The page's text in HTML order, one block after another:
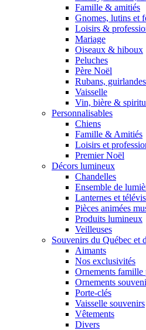
Famille & amitiés
Gnomes, lutins et
Loisirs &
Mariage
Oiseaux & hiboux
Peluches
Père Noël
Rubans,
Vaisselle
Vin, bière &
Personnalisables
Chiens
Famille & Amitiés
Loisirs et
Premier Noël
Décors lumineux
Chandelles
Ensemble de
Lanternes et
Pièces animées
Produits lumineux
Veilleuses
Souvenirs du Québec et
Aimants
Nos exclusivités
Ornements famille
Ornements
Porte-clés
Vaisselle souvenirs
Vêtements
Divers